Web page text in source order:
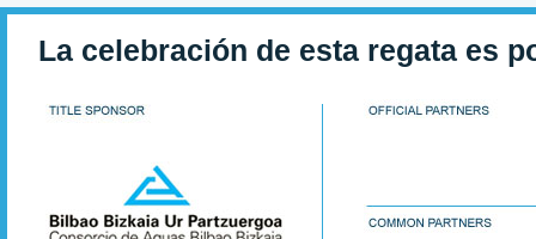
La celebración de esta regata es